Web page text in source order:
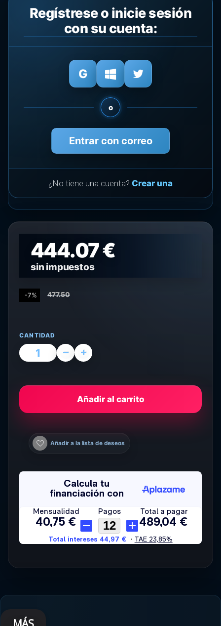
Regístrese o inicie sesión
con su cuenta:
o
Entrar con correo
¿No tiene una cuenta? Crear una
444.07 €
sin impuestos
-7% 477.50
CANTIDAD
Añadir al carrito
Añadir a la lista de deseos